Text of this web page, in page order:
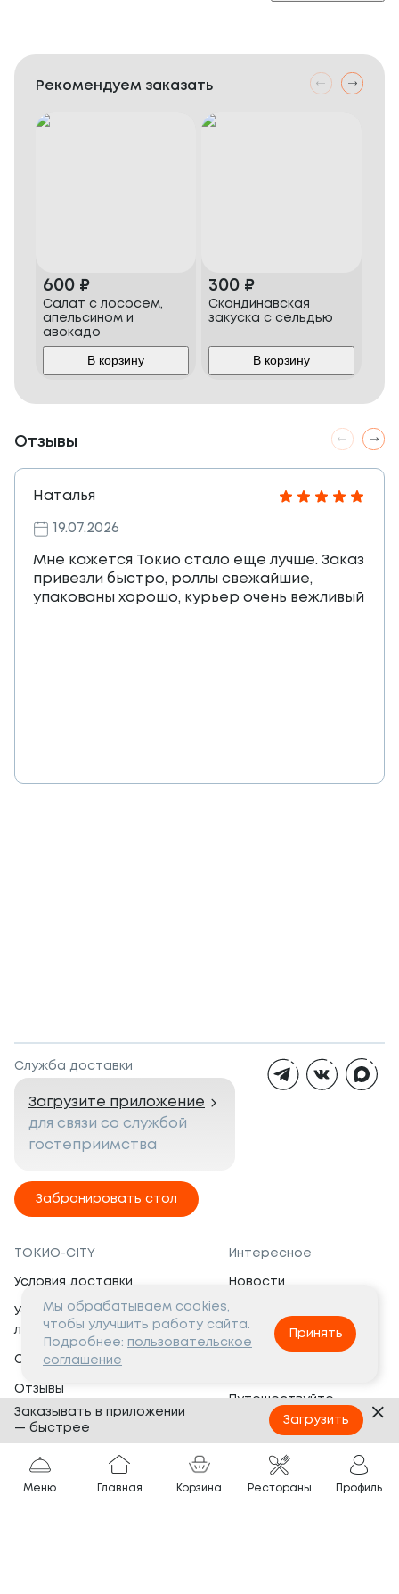
Рекомендуем заказать
600 ₽
Салат с лососем,
апельсином и
авокадо
В корзину
300 ₽
Скандинавская
закуска с сельдью
В корзину
Отзывы
Наталья
19.07.2026
Мне кажется Токио стало еще лучше. Заказ
привезли быстро, роллы свежайшие,
упакованы хорошо, курьер очень вежливый
Служба доставки
Загрузите приложение
для связи со службой
гостеприимства
Забронировать стол
ТОКИО-CITY
Условия доставки
Условия программы
лояльности
Сертификаты
Отзывы
Банкеты
Вопросы и ответы
Интересное
Новости
Вакансии
Социальная жизнь
Путешествуйте
с ТОКИО-CITY
Партнёрам
Франшиза
Меню Главная Корзина Рестораны Профиль
Мы обрабатываем cookies,
чтобы улучшить работу сайта.
Подробнее: пользовательское
соглашение
Принять
Заказывать в приложении
— быстрее
Загрузить